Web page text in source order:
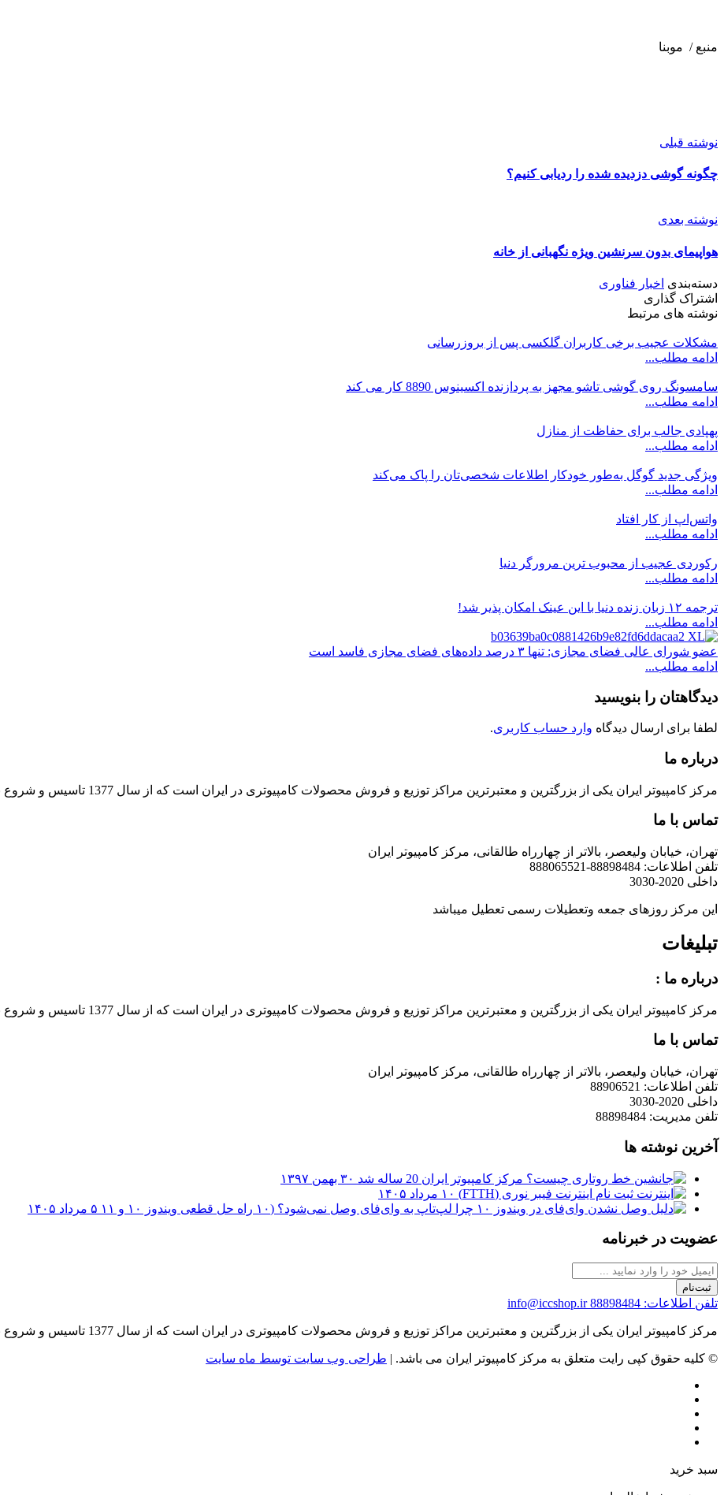
منبع / موبنا
نوشته قبلی
چگونه گوشی‌ دزدیده شده را ردیابی کنیم؟
نوشته بعدی
هواپیمای بدون سرنشین ویژه نگهبانی از خانه
دسته‌بندی اخبار فناوری
اشتراک گذاری
نوشته های مرتبط
مشکلات عجیب برخی کاربران گلکسی پس از بروزرسانی
ادامه مطلب...
سامسونگ روی گوشی تاشو مجهز به پردازنده اکسینوس 8890 کار می‌ کند
ادامه مطلب...
پهپادی جالب برای حفاظت از منازل
ادامه مطلب...
ویژگی جدید گوگل به‌طور خودکار اطلاعات شخصی‌تان را پاک می‌کند
ادامه مطلب...
واتس‌اپ از کار افتاد
ادامه مطلب...
رکوردی عجیب از محبوب ترین مرورگر دنیا
ادامه مطلب...
ترجمه ۱۲ زبان زنده دنیا با این عینک امکان پذیر شد!
ادامه مطلب...
عضو شورای عالی فضای مجازی: تنها ۳ درصد داده‌های فضای مجازی فاسد است
ادامه مطلب...
دیدگاهتان را بنویسید
لطفا برای ارسال دیدگاه وارد حساب کاربری.
درباره ما
مرکز کامپیوتر ایران یکی از بزرگترین و معتبرترین مراکز توزیع و فروش محصولات کامپیوتری در ایران است که از سال 1377 تاسیس و شروع به فعالیت در حوزه IT در قلب شهر تهران نموده است.
تماس با ما
تهران، خیابان ولیعصر، بالاتر از چهارراه طالقانی، مرکز کامپیوتر ایران
تلفن اطلاعات: 88898484-888065521
داخلی 2020-3030
این مرکز روزهای جمعه وتعطیلات رسمی تعطیل میباشد
تبلیغات
درباره ما :
مرکز کامپیوتر ایران یکی از بزرگترین و معتبرترین مراکز توزیع و فروش محصولات کامپیوتری در ایران است که از سال 1377 تاسیس و شروع به فعالیت در حوزه IT در قلب شهر تهران نموده است.
تماس با ما
تهران، خیابان ولیعصر، بالاتر از چهارراه طالقانی، مرکز کامپیوتر ایران
تلفن اطلاعات: 88906521
داخلی 2020-3030
تلفن مدیریت: 88898484
آخرین نوشته ها
مرکز کامپیوتر ایران 20 ساله شد
۳۰ بهمن ۱۳۹۷
ثبت نام اینترنت فیبر نوری (FTTH)
۱۰ مرداد ۱۴۰۵
چرا لپ‌تاپ به وای‌فای وصل نمی‌شود؟ (۱۰ راه حل قطعی ویندوز ۱۰ و ۱۱
۵ مرداد ۱۴۰۵
عضویت در خبرنامه
ثبت‌نام
تلفن اطلاعات: 88898484 info@iccshop.ir
مرکز کامپیوتر ایران یکی از بزرگترین و معتبرترین مراکز توزیع و فروش محصولات کامپیوتری در ایران است که از سال 1377 تاسیس و شروع به فعالیت در حوزه IT در قلب شهر تهران نموده است.
© کلیه حقوق کپی رایت متعلق به مرکز کامپیوتر ایران می باشد. | طراحی وب سایت توسط ماه سایت
سبد خرید